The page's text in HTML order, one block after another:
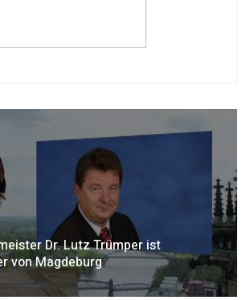
Dr. Lutz Trümper ist
von Magdeburg